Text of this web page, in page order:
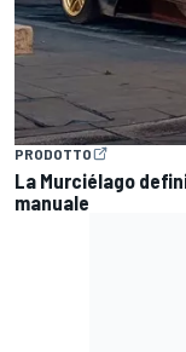
PRODOTTO
La Murciélago
manuale